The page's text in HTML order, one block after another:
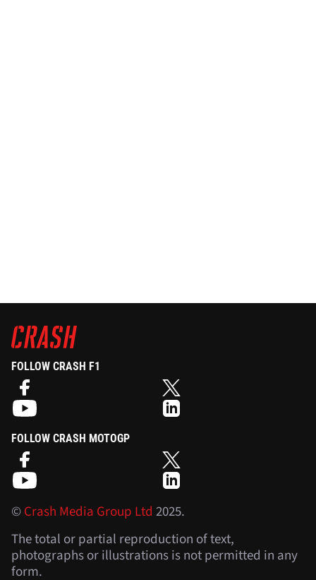
FOLLOW CRASH F1
FOLLOW CRASH MOTOGP
©Crash Media Group Ltd 2025.
The total or partial reproduction of text,
photographs or illustrations is not permitted in any
form.